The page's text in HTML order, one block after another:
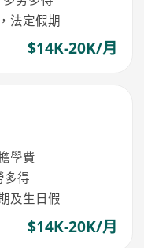
法定假期
$14K-20K/月
學費
多得
及生日假
$14K-20K/月